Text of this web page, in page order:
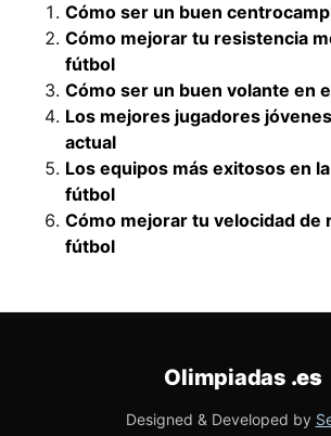
Cómo ser un buen
Cómo mejorar tu resistencia
fútbol
Cómo ser un buen volante en
Los mejores jugadores
actual
Los equipos más exitosos en
fútbol
Cómo mejorar tu velocidad de
fútbol
Olimpiadas .es
Designed & Developed by